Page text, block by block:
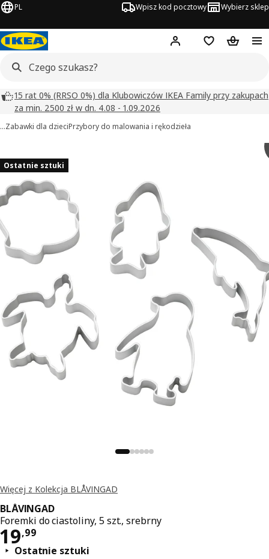
PL Wpisz kod pocztowy Wybierz sklep
Hej! Zaloguj się
Lista zakupowa
Koszyk
15 rat 0% (RRSO 0%) dla Klubowiczów IKEA Family przy zakupach
za min. 2500 zł w dn. 4.08 - 1.09.2026
…Zabawki dla dzieciPrzybory do malowania i rękodzieła
Ostatnie sztuki
Więcej z Kolekcja BLÅVINGAD
BLÅVINGAD
Foremki do ciastoliny, 5 szt., srebrny
19,99
Cena 19,99
Ostatnie sztuki